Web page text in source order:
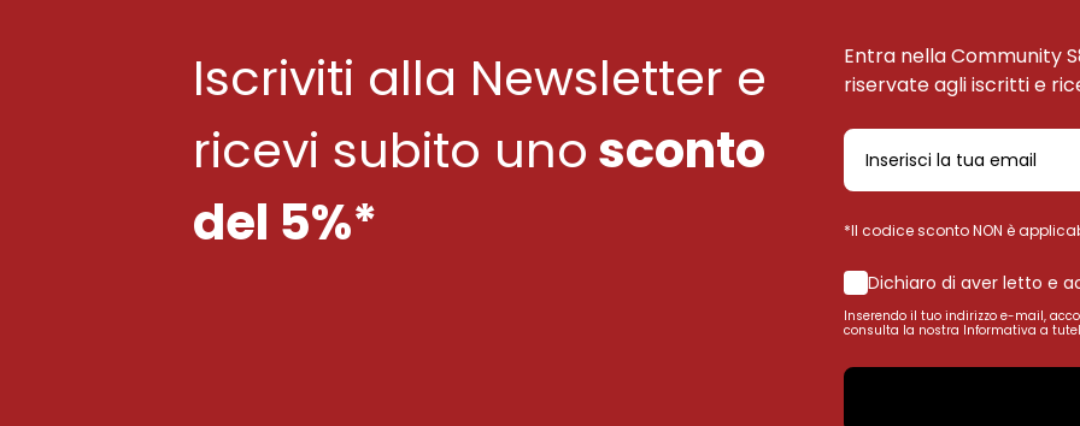
Iscriviti alla Newsletter e
ricevi subito unosconto
del 5%*
Entra nella Community
riservate agli iscritti e
*Il codice sconto NON è
Dichiaro di aver letto e
Inserendo il tuo indirizzo e-mail,
consulta la nostra Informativa a